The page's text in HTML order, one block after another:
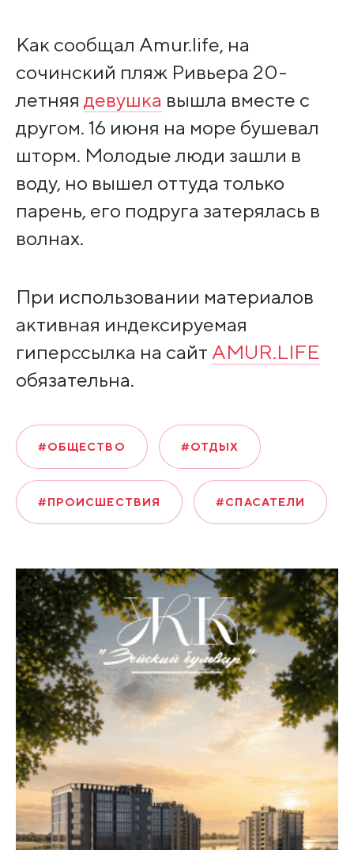
Как сообщал Amur.life, на
сочинский пляж Ривьера 20-
летняя девушка вышла вместе с
другом. 16 июня на море бушевал
шторм. Молодые люди зашли в
воду, но вышел оттуда только
парень, его подруга затерялась в
волнах.
При использовании материалов
активная индексируемая
гиперссылка на сайт AMUR.LIFE
обязательна.
#ОБЩЕСТВО #ОТДЫХ
#ПРОИСШЕСТВИЯ #СПАСАТЕЛИ